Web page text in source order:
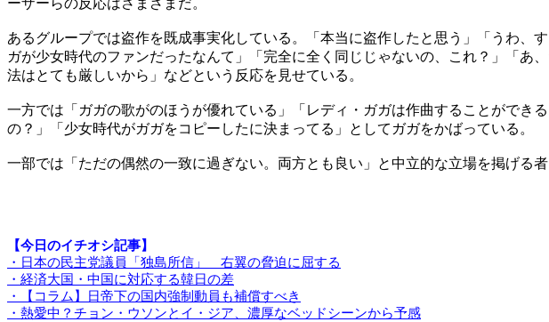
ーザーらの反応はさまざまだ。
あるグループでは盗作を既成事実化している。「本当に盗作したと思う」「うわ
ガが少女時代のファンだったなんて」「完全に全く同じじゃないの、これ？」「
法はとても厳しいから」などという反応を見せている。
一方では「ガガの歌がのほうが優れている」「レディ・ガガは作曲することができ
の？」「少女時代がガガをコピーしたに決まってる」としてガガをかばっている。
一部では「ただの偶然の一致に過ぎない。両方とも良い」と中立的な立場を掲げる者
【今日のイチオシ記事】
・日本の民主党議員「独島所信」 右翼の脅迫に屈する
・経済大国・中国に対応する韓日の差
・【コラム】日帝下の国内強制動員も補償すべき
・熱愛中？チョン・ウソンとイ・ジア、濃厚なベッドシーンから予感